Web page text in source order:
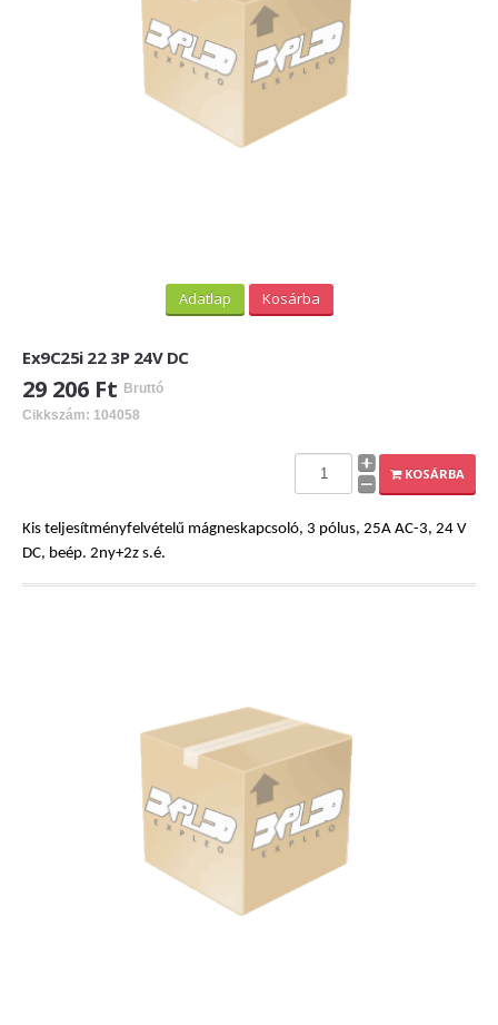
Adatlap Kosárba
Ex9C25i 22 3P 24V DC
29 206 Ft Bruttó
Cikkszám: 104058
KOSÁRBA
Kis teljesítményfelvételű mágneskapcsoló, 3 pólus, 25A AC-3, 24 V
DC, beép. 2ny+2z s.é.